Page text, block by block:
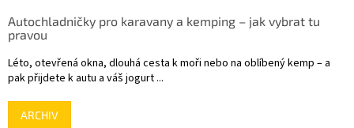
Autochladničky pro karavany a kemping – jak vybrat tu
pravou
Léto, otevřená okna, dlouhá cesta k moři nebo na oblíbený kemp – a
pak přijdete k autu a váš jogurt ...
ARCHIV